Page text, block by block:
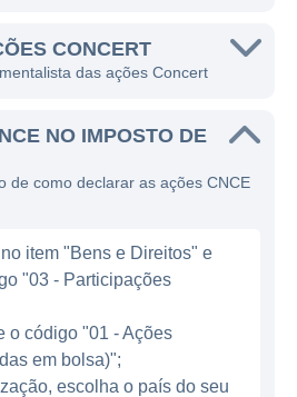
da Concert é a
que incluem soluções em
internet de alta
de dados, e
a tecnologia da
se destaca pela sua
e pela utilização de
visando oferecer
e eficiente para seus
diversas localidades.
CONCERT
das ações Concert
NO IMPOSTO DE
de como declarar as ações CNCE
item "Bens e Direitos" e
"03 - Participações
o código "01 - Ações
em bolsa)";
escolha o país do seu